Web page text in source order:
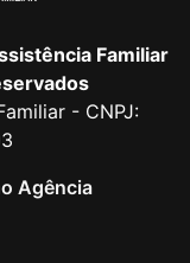
Familiar
- CNPJ:
Agência